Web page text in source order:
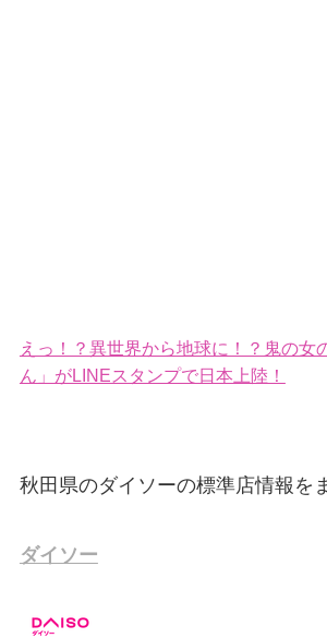
えっ！？異世界から地球に！？鬼の女
ん」がLINEスタンプで日本上陸！
秋田県のダイソーの標準店情報を
ダイソー